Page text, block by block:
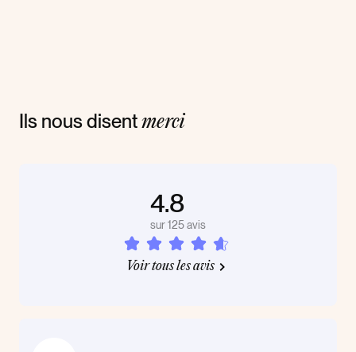
Ils nous disent merci
4.8
sur 125 avis
Voir tous les avis